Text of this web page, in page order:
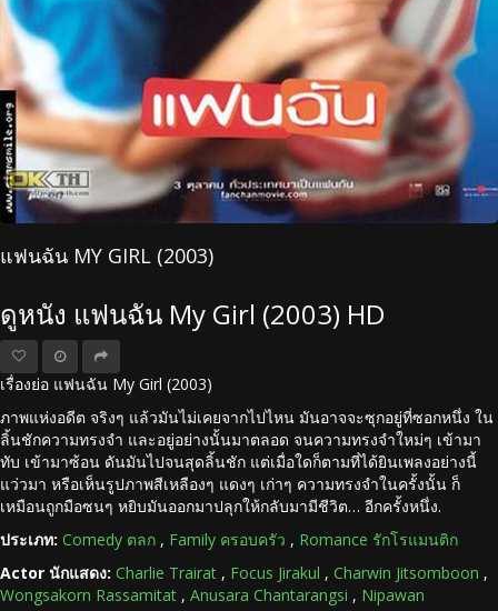
แฟนฉัน MY GIRL (2003)
ดูหนัง แฟนฉัน My Girl (2003) HD
เรื่องย่อ แฟนฉัน My Girl (2003)
ภาพแห่งอดีต จริงๆ แล้วมันไม่เคยจากไปไหน มันอาจจะซุกอยู่ที่ซอกหนึ่ง ใน
ลิ้นชักความทรงจำ และอยู่อย่างนั้นมาตลอด จนความทรงจำใหม่ๆ เข้ามา
ทับ เข้ามาซ้อน ดันมันไปจนสุดลิ้นชัก แต่เมื่อใดก็ตามที่ได้ยินเพลงอย่างนี้
แว่วมา หรือเห็นรูปภาพสีเหลืองๆ แดงๆ เก่าๆ ความทรงจำในครั้งนั้น ก็
เหมือนถูกมือซนๆ หยิบมันออกมาปลุกให้กลับมามีชีวิต… อีกครั้งหนึ่ง.
ประเภท: Comedy ตลก , Family ครอบครัว , Romance รักโรแมนติก
Actor นักแสดง: Charlie Trairat , Focus Jirakul , Charwin Jitsomboon ,
Wongsakorn Rassamitat , Anusara Chantarangsi , Nipawan